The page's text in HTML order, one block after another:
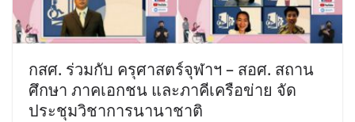
กสศ. ร่วมกับ ครุศาสตร์จุฬาฯ – สอศ. สถาน
ศึกษา ภาคเอกชน และภาคีเครือข่าย จัด
ประชุมวิชาการนานาชาติ